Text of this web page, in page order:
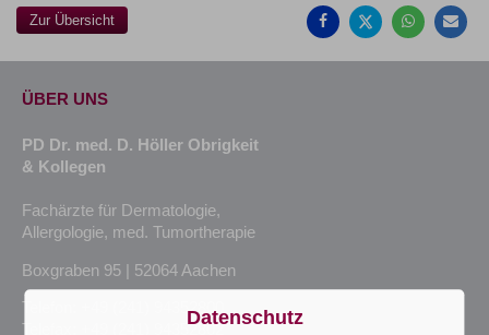
Zur Übersicht
teilen
teilen
teilen
ÜBER UNS
PD Dr. med. D. Höller Obrigkeit
& Kollegen
Fachärzte für Dermatologie,
Allergologie, med. Tumortherapie
Boxgraben 95 | 52064 Aachen
Telefon: +49 (241) 94352800
Telefax: +49 (241) 94352802
Datenschutz